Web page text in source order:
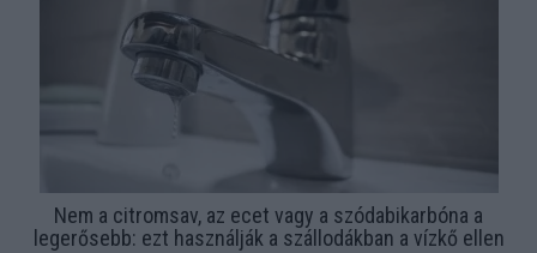
Nem a citromsav, az ecet vagy a szódabikarbóna a
legerősebb: ezt használják a szállodákban a vízkő ellen